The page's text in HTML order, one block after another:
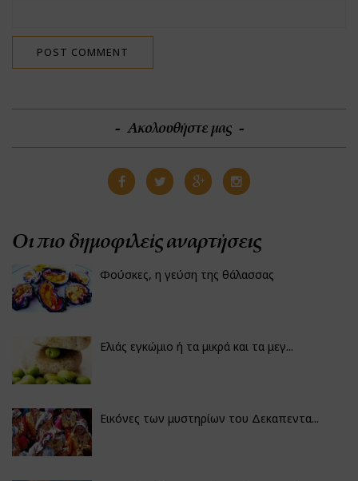
Ακολουθήστε μας
Οι πιο δημοφιλείς αναρτήσεις
Φούσκες, η γεύση της θάλασσας
Ελιάς εγκώμιο ή τα μικρά και τα μεγ...
Εικόνες των μυστηρίων του Δεκαπεντα...